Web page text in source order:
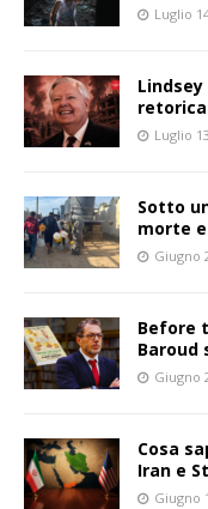
Luglio
Luglio
Sotto
morte
Giugno
Before
Baroud
Giugno
Cosa
Iran e
Giugno